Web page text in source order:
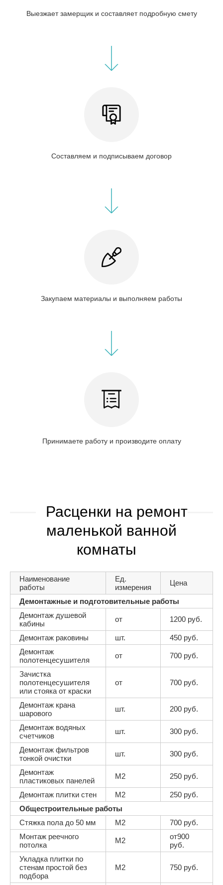
Выезжает замерщик и составляет подробную смету
Составляем и подписываем договор
Закупаем материалы и выполняем работы
Принимаете работу и производите оплату
Расценки на ремонт
маленькой ванной
комнаты
Наименование
работы
Ед.
измерения
Цена
Демонтажные и подготовительные работы
Демонтаж душевой
кабины
от 1200 руб.
Демонтаж раковины шт.
450 руб.
Демонтаж
полотенцесушителя
от 700 руб.
Зачистка
полотенцесушителя
или стояка от краски
от 700 руб.
Демонтаж крана
шарового
шт. 200 руб.
Демонтаж водяных
счетчиков
шт. 300 руб.
Демонтаж фильтров
тонкой очистки
шт. 300 руб.
Демонтаж
пластиковых панелей
М2 250 руб.
Демонтаж плитки стен М2
250 руб.
Общестроительные работы
Стяжка пола до 50 мм
М2
700 руб.
Монтаж реечного
потолка
М2
от900
руб.
Укладка плитки по
стенам простой без
подбора
М2 750 руб.